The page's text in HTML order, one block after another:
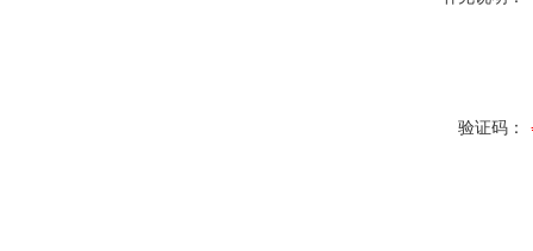
验证码：